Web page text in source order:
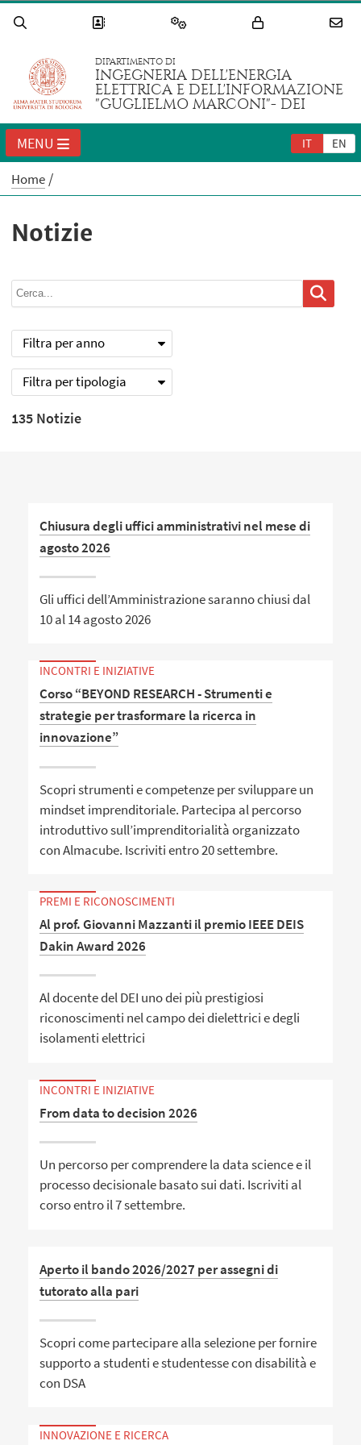
DIPARTIMENTO DI
INGEGNERIA DELL'ENERGIA
ELETTRICA E DELL'INFORMAZIONE
"GUGLIELMO MARCONI"- DEI
IT EN
MENU
Home
Notizie
Filtra per anno
Filtra per tipologia
135 Notizie
Chiusura degli uffici amministrativi nel mese di
agosto 2026
Gli uffici dell’Amministrazione saranno chiusi dal
10 al 14 agosto 2026
INCONTRI E INIZIATIVE
Corso “BEYOND RESEARCH - Strumenti e
strategie per trasformare la ricerca in
innovazione”
Scopri strumenti e competenze per sviluppare un
mindset imprenditoriale. Partecipa al percorso
introduttivo sull’imprenditorialità organizzato
con Almacube. Iscriviti entro 20 settembre.
PREMI E RICONOSCIMENTI
Al prof. Giovanni Mazzanti il premio IEEE DEIS
Dakin Award 2026
Al docente del DEI uno dei più prestigiosi
riconoscimenti nel campo dei dielettrici e degli
isolamenti elettrici
INCONTRI E INIZIATIVE
From data to decision 2026
Un percorso per comprendere la data science e il
processo decisionale basato sui dati. Iscriviti al
corso entro il 7 settembre.
Aperto il bando 2026/2027 per assegni di
tutorato alla pari
Scopri come partecipare alla selezione per fornire
supporto a studenti e studentesse con disabilità e
con DSA
INNOVAZIONE E RICERCA